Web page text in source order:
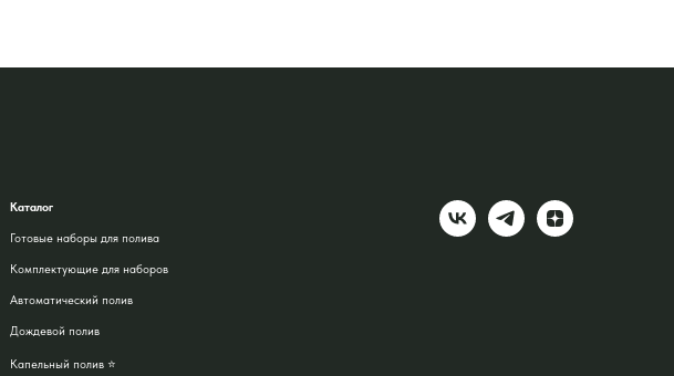
Каталог
Готовые наборы для полива
Комплектующие для наборов
Автоматический полив
Дождевой полив
Капельный полив ⭐